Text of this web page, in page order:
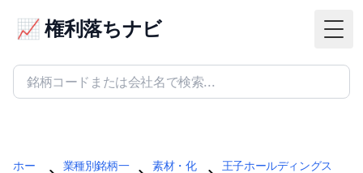
📈 権利落ちナビ
ホー
業種別銘柄一
素材・化
王子ホールディングス